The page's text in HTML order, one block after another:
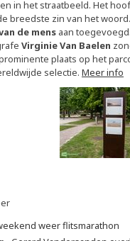
in het straatbeeld. Het
breedste zin van het
de mens aan toegevoegd.
Virginie Van Baelen
plaats op het
selectie. Meer info
weer flitsmarathon